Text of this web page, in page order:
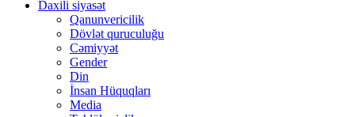
Daxili siyasət
Qanunvericilik
Dövlət quruculuğu
Cəmiyyət
Gender
Din
İnsan Hüquqları
Media